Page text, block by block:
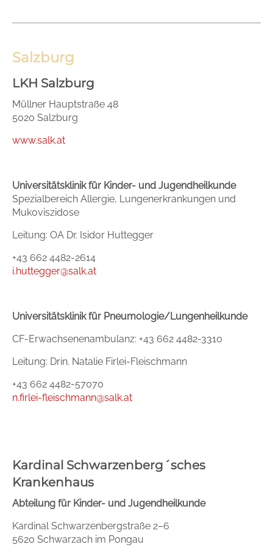
Salzburg
LKH Salzburg
Müllner Hauptstraße 48
5020 Salzburg
www.salk.at
Universitätsklinik für Kinder- und Jugendheilkunde
Spezialbereich Allergie, Lungenerkrankungen und
Mukoviszidose
Leitung: OA Dr. Isidor Huttegger
+43 662 4482-2614
i.huttegger@salk.at
Universitätsklinik für Pneumologie/Lungenheilkunde
CF-Erwachsenenambulanz: +43 662 4482-3310
Leitung: Drin. Natalie Firlei-Fleischmann
+43 662 4482-57070
n.firlei-fleischmann@salk.at
Kardinal Schwarzenberg´sches
Krankenhaus
Abteilung für Kinder- und Jugendheilkunde
Kardinal Schwarzenbergstraße 2–6
5620 Schwarzach im Pongau